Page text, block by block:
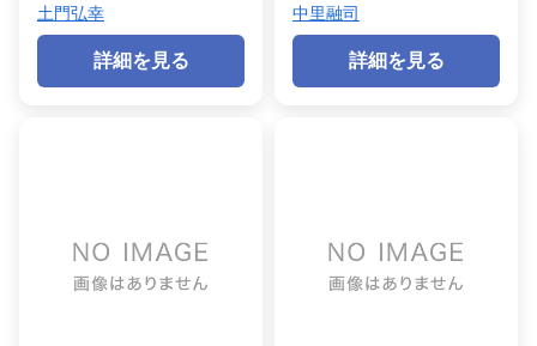
土門弘幸
詳細を見る
中里融司
詳細を見る